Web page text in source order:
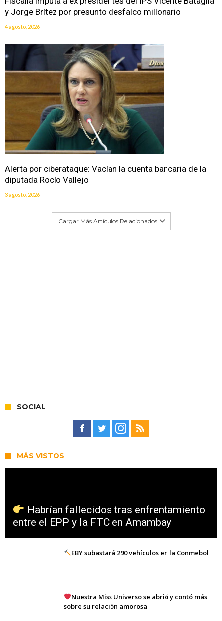
y Jorge Brítez por presunto desfalco millonario
4 agosto, 2026
Alerta por ciberataque: Vacían la cuenta bancaria de la
diputada Rocío Vallejo
3 agosto, 2026
Cargar Más Artículos Relacionados
SOCIAL
MÁS VISTOS
Habrían fallecidos tras enfrentamiento
entre el EPP y la FTC en Amambay
EBY subastará 290 vehículos en la Conmebol
Nuestra Miss Universo se abrió y contó más
sobre su relación amorosa